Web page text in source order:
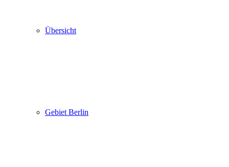
Übersicht
Gebiet Berlin